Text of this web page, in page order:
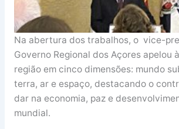
Na abertura dos trabalhos, o vice-
Governo Regional dos Açores apelou
região em cinco dimensões: mundo
terra, ar e espaço, destacando o
dar na economia, paz e
mundial.